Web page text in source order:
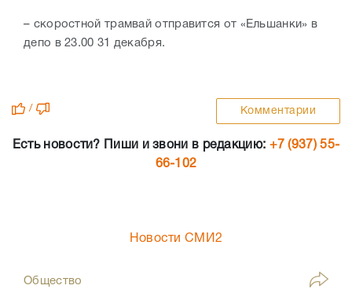
– скоростной трамвай отправится от «Ельшанки» в
депо в 23.00 31 декабря.
/ Комментарии
Есть новости? Пиши и звони в редакцию: +7 (937) 55-
66-102
Новости СМИ2
Общество